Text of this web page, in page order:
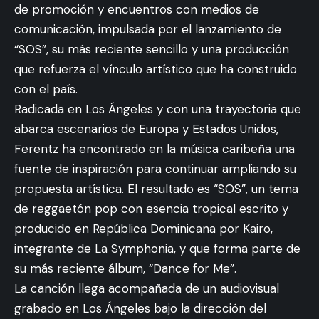
de promoción y encuentros con medios de
comunicación, impulsada por el lanzamiento de
“SOS”, su más reciente sencillo y una producción
que refuerza el vínculo artístico que ha construido
con el país.
Radicada en Los Ángeles y con una trayectoria que
abarca escenarios de Europa y Estados Unidos,
Ferentz ha encontrado en la música caribeña una
fuente de inspiración para continuar ampliando su
propuesta artística. El resultado es “SOS”, un tema
de reggaetón pop con esencia tropical escrito y
producido en República Dominicana por Kairo,
integrante de La Symphonia, y que forma parte de
su más reciente álbum, “Dance for Me”.
La canción llega acompañada de un audiovisual
grabado en Los Ángeles bajo la dirección del